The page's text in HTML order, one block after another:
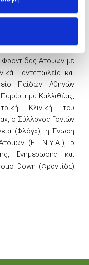
ιδρύματα και
Φροντίδας Ατόμων με
Παντοπωλεία και
Παίδων Αθηνών
Καλλιθέας,
Κλινική του
ο Σύλλογος Γονιών
(Φλόγα), η Ένωση
(Ε.Γ.Ν.Υ.Α.), ο
Ενημέρωσης και
Down (Φροντίδα)